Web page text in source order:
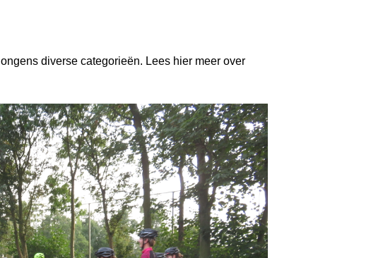
diverse categorieën. Lees hier meer over